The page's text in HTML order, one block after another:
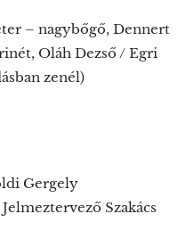
– nagybőgő, Dennert
Oláh Dezső / Egri
zenél)
Gergely
Szakács